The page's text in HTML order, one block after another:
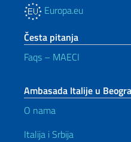
Europa.eu
Česta pitanja
Faqs – MAECI
Ambasada Italije u
O nama
Italija i Srbija